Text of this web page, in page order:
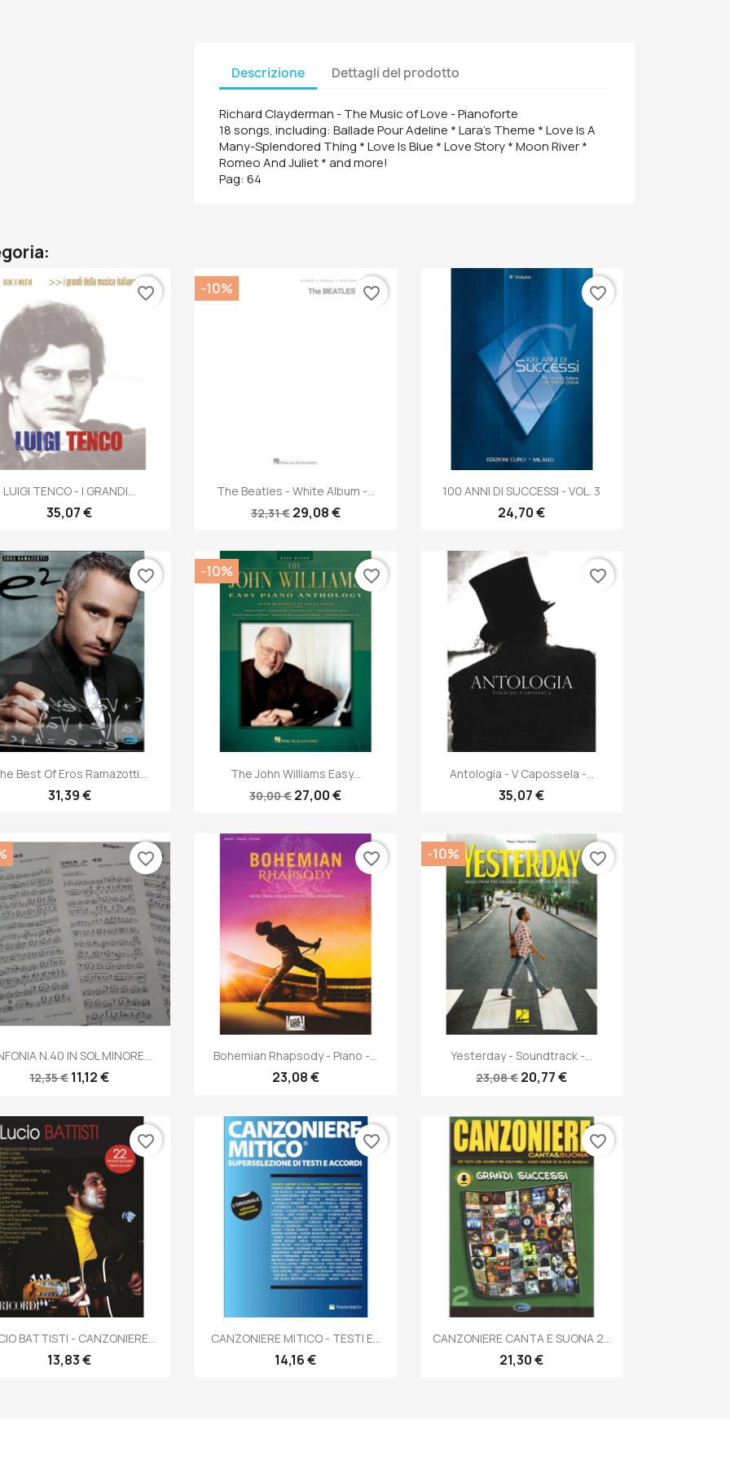
Descrizione Dettagli del prodotto
Richard Clayderman - The Music of Love - Pianoforte
18 songs, including: Ballade Pour Adeline * Lara's Theme * Love Is A
Many-Splendored Thing * Love Is Blue * Love Story * Moon River *
Romeo And Juliet * and more!
Pag: 64
Anteprima
LUIGI TENCO - I GRANDI...
35,07 €
favorite_border
Anteprima
The Beatles - White Album -...
32,31 € 29,08 €
-10% favorite_border
Anteprima
100 ANNI DI SUCCESSI - VOL. 3
24,70 €
favorite_border
Anteprima
Best Of Eros Ramazotti...
31,39 €
favorite_border
Anteprima
The John Williams Easy...
30,00 €27,00 €
-10% favorite_border
Anteprima
Antologia - V Capossela -...
35,07 €
favorite_border
 Anteprima
N.40 IN SOL MINORE...
12,35 €11,12 €
favorite_border
Anteprima
Bohemian Rhapsody - Piano -...
23,08 €
favorite_border
Anteprima
Yesterday - Soundtrack -...
23,08 €20,77 €
-10% favorite_border
Anteprima
BATTISTI - CANZONIERE...
13,83 €
favorite_border
Anteprima
CANZONIERE MITICO - TESTI E...
14,16 €
favorite_border
Anteprima
CANZONIERE CANTA E SUONA 2...
21,30 €
favorite_border